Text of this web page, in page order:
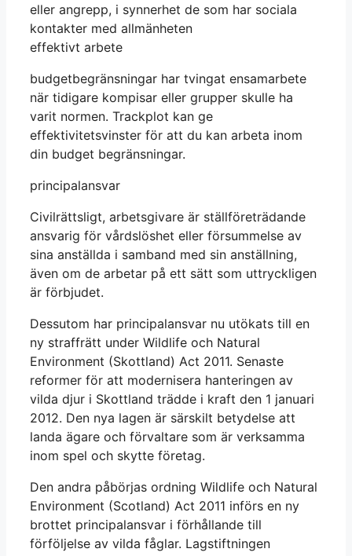
eller angrepp, i synnerhet de som har sociala
kontakter med allmänheten
effektivt arbete
budgetbegränsningar har tvingat ensamarbete
när tidigare kompisar eller grupper skulle ha
varit normen. Trackplot kan ge
effektivitetsvinster för att du kan arbeta inom
din budget begränsningar.
principalansvar
Civilrättsligt, arbetsgivare är ställföreträdande
ansvarig för vårdslöshet eller försummelse av
sina anställda i samband med sin anställning,
även om de arbetar på ett sätt som uttryckligen
är förbjudet.
Dessutom har principalansvar nu utökats till en
ny straffrätt under Wildlife och Natural
Environment (Skottland) Act 2011. Senaste
reformer för att modernisera hanteringen av
vilda djur i Skottland trädde i kraft den 1 januari
2012. Den nya lagen är särskilt betydelse att
landa ägare och förvaltare som är verksamma
inom spel och skytte företag.
Den andra påbörjas ordning Wildlife och Natural
Environment (Scotland) Act 2011 införs en ny
brottet principalansvar i förhållande till
förföljelse av vilda fåglar. Lagstiftningen